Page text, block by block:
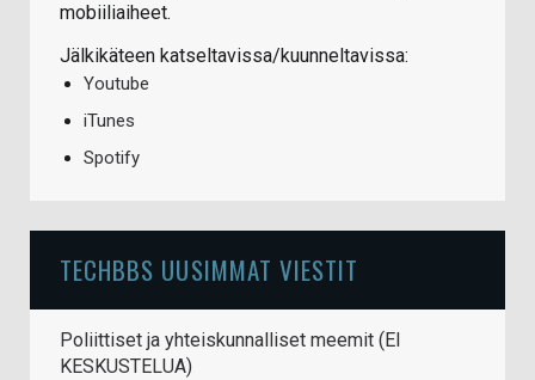
mobiiliaiheet.
Jälkikäteen katseltavissa/kuunneltavissa:
Youtube
iTunes
Spotify
TECHBBS UUSIMMAT VIESTIT
Poliittiset ja yhteiskunnalliset meemit (EI
KESKUSTELUA)